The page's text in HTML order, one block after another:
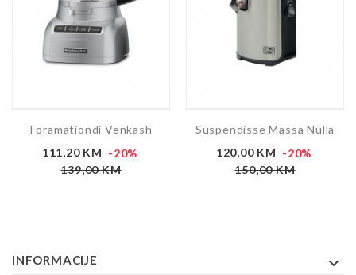
Foramationdi Venkash
Cijena
111,20 KM -20%
139,00 KM
Suspendisse Massa Nulla
Cijena
120,00 KM -20%
150,00 KM
INFORMACIJE 